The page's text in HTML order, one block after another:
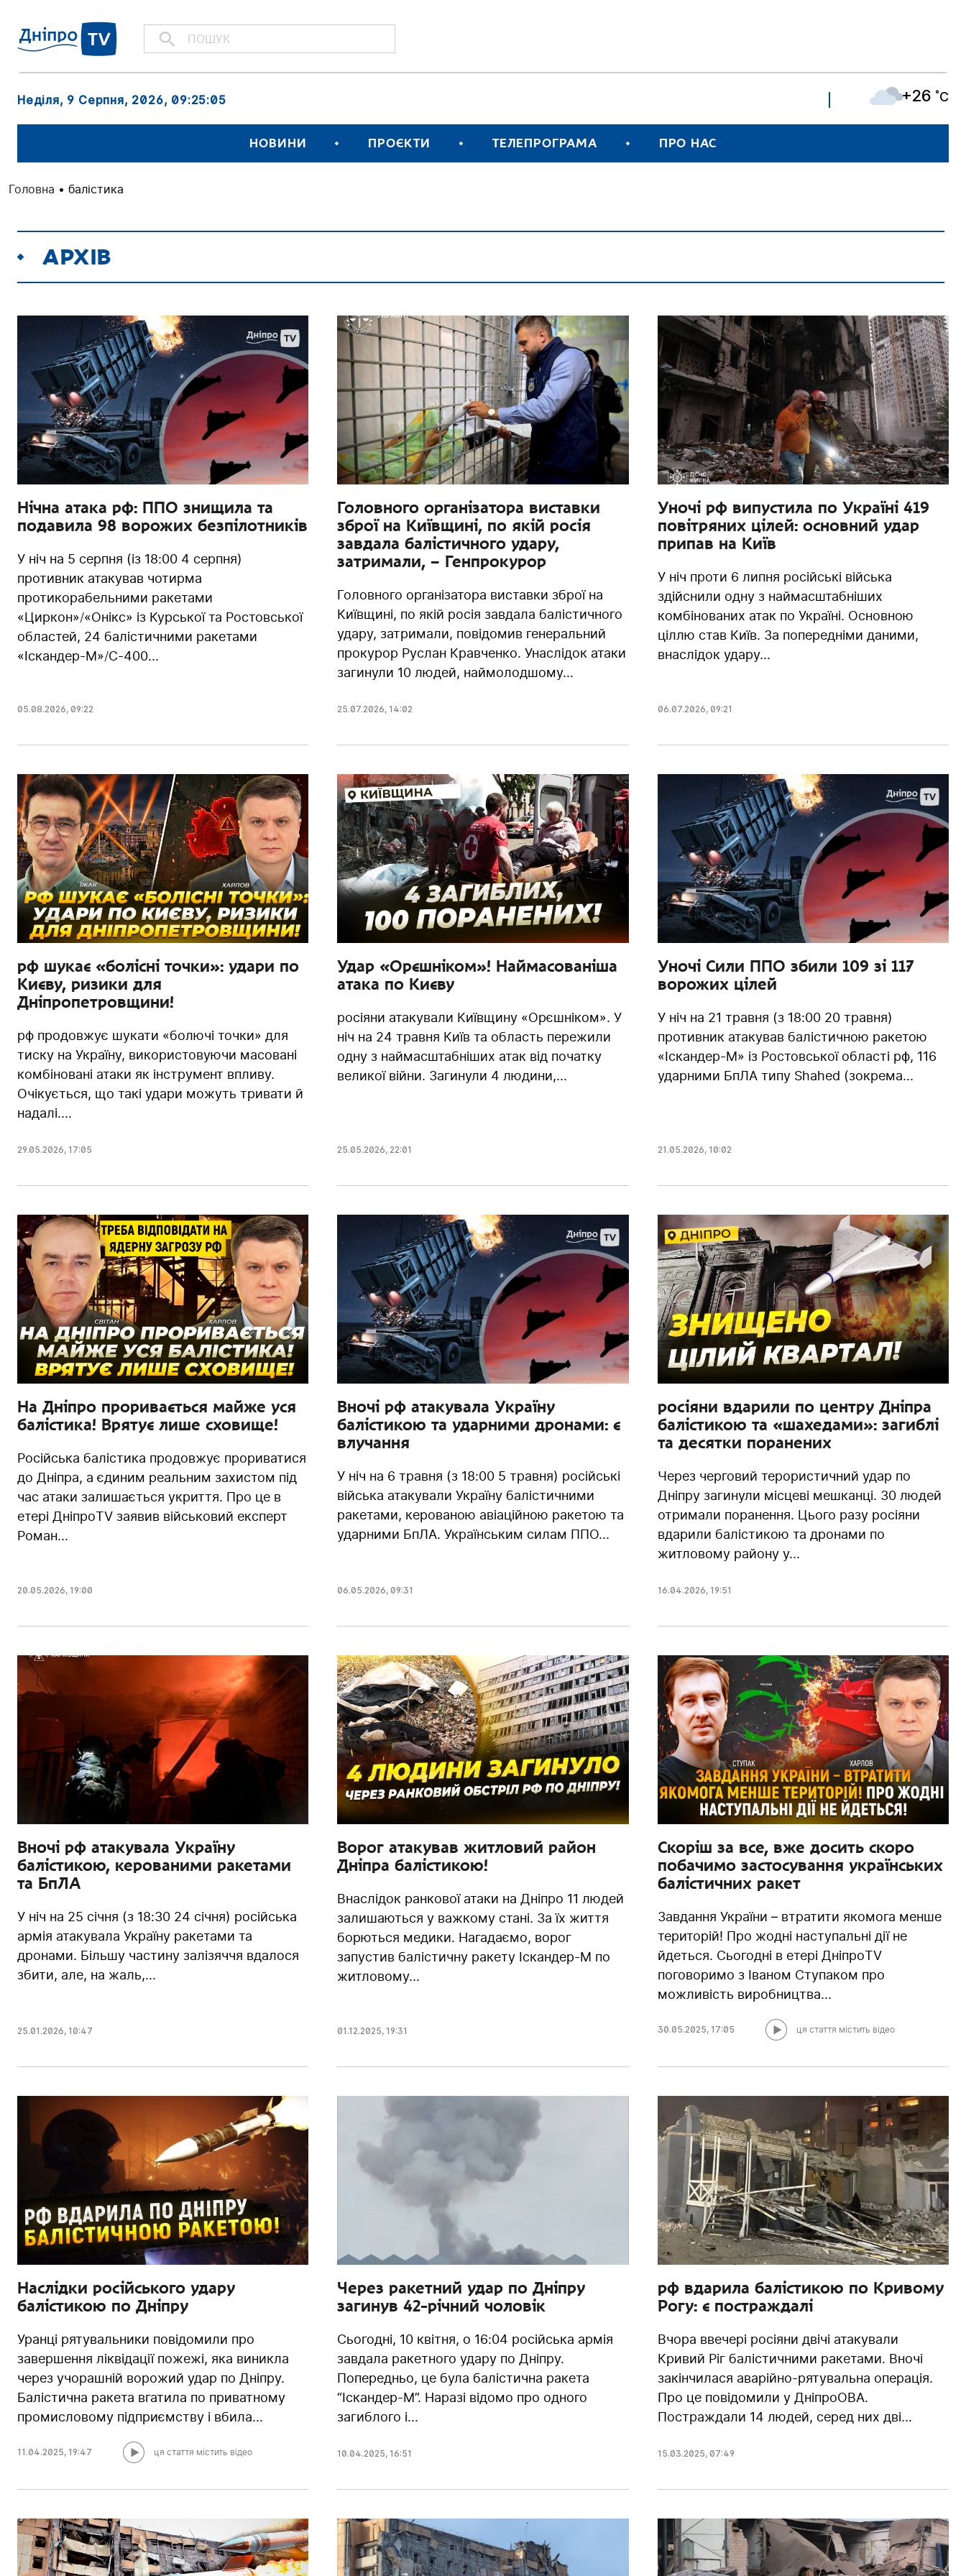
Неділя, 9 Серпня, 2026, 09:25:07 +26 ˚C
НОВИНИ ПРОЄКТИ ТЕЛЕПРОГРАМА ПРО НАС
Головна • балістика
АРХІВ
Нічна атака рф: ППО знищила та
подавила 98 ворожих безпілотників
У ніч на 5 серпня (із 18:00 4 серпня)
противник атакував чотирма
протикорабельними ракетами
«Циркон»/«Онікс» із Курської та Ростовської
областей, 24 балістичними ракетами
«Іскандер-М»/С-400...
05.08.2026, 09:22
Головного організатора виставки
зброї на Київщині, по якій росія
завдала балістичного удару,
затримали, – Генпрокурор
Головного організатора виставки зброї на
Київщині, по якій росія завдала балістичного
удару, затримали, повідомив генеральний
прокурор Руслан Кравченко. Унаслідок атаки
загинули 10 людей, наймолодшому...
25.07.2026, 14:02
Уночі рф випустила по Україні 419
повітряних цілей: основний удар
припав на Київ
У ніч проти 6 липня російські війська
здійснили одну з наймасштабніших
комбінованих атак по Україні. Основною
ціллю став Київ. За попередніми даними,
внаслідок удару...
06.07.2026, 09:21
рф шукає «болісні точки»: удари по
Києву, ризики для
Дніпропетровщини!
рф продовжує шукати «болючі точки» для
тиску на Україну, використовуючи масовані
комбіновані атаки як інструмент впливу.
Очікується, що такі удари можуть тривати й
надалі....
29.05.2026, 17:05
Удар «Орєшніком»! Наймасованіша
атака по Києву
росіяни атакували Київщину «Орєшніком». У
ніч на 24 травня Київ та область пережили
одну з наймасштабніших атак від початку
великої війни. Загинули 4 людини,...
25.05.2026, 22:01
Уночі Сили ППО збили 109 зі 117
ворожих цілей
У ніч на 21 травня (з 18:00 20 травня)
противник атакував балістичною ракетою
«Іскандер-М» із Ростовської області рф, 116
ударними БпЛА типу Shahed (зокрема...
21.05.2026, 10:02
На Дніпро проривається майже уся
балістика! Врятує лише сховище!
Російська балістика продовжує прориватися
до Дніпра, а єдиним реальним захистом під
час атаки залишається укриття. Про це в
етері ДніпроTV заявив військовий експерт
Роман...
20.05.2026, 19:00
Вночі рф атакувала Україну
балістикою та ударними дронами: є
влучання
У ніч на 6 травня (з 18:00 5 травня) російські
війська атакували Україну балістичними
ракетами, керованою авіаційною ракетою та
ударними БпЛА. Українським силам ППО...
06.05.2026,09:31
росіяни вдарили по центру Дніпра
балістикою та «шахедами»: загиблі
та десятки поранених
Через черговий терористичний удар по
Дніпру загинули місцеві мешканці. 30 людей
отримали поранення. Цього разу росіяни
вдарили балістикою та дронами по
житловому району у...
16.04.2026, 19:51
Вночі рф атакувала Україну
балістикою, керованими ракетами
та БпЛА
У ніч на 25 січня (з 18:30 24 січня) російська
армія атакувала Україну ракетами та
дронами. Більшу частину залізяччя вдалося
збити, але, на жаль,...
25.01.2026, 10:47
Ворог атакував житловий район
Дніпра балістикою!
Внаслідок ранкової атаки на Дніпро 11 людей
залишаються у важкому стані. За їх життя
борються медики. Нагадаємо, ворог
запустив балістичну ракету Іскандер-М по
житловому...
01.12.2025, 19:31
Скоріш за все, вже досить скоро
побачимо застосування українських
балістичних ракет
Завдання України – втратити якомога менше
територій! Про жодні наступальні дії не
йдеться. Сьогодні в етері ДніпроTV
поговоримо з Іваном Ступаком про
можливість виробництва...
30.05.2025, 17:05 ця стаття містить відео
Наслідки російського удару
балістикою по Дніпру
Уранці рятувальники повідомили про
завершення ліквідації пожежі, яка виникла
через учорашній ворожий удар по Дніпру.
Балістична ракета вгатила по приватному
промисловому підприємству і вбила...
11.04.2025, 19:47 ця стаття містить відео
Через ракетний удар по Дніпру
загинув 42-річний чоловік
Сьогодні, 10 квітня, о 16:04 російська армія
завдала ракетного удару по Дніпру.
Попередньо, це була балістична ракета
“Іскандер-М”. Наразі відомо про одного
загиблого і...
10.04.2025, 16:51
рф вдарила балістикою по Кривому
Рогу: є постраждалі
Вчора ввечері росіяни двічі атакували
Кривий Ріг балістичними ракетами. Вночі
закінчилася аварійно-рятувальна операція.
Про це повідомили у ДніпроОВА.
Постраждали 14 людей, серед них дві...
15.03.2025, 07:49